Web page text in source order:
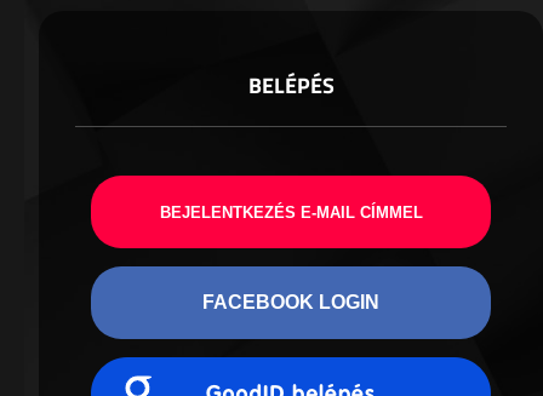
BELÉPÉS
BEJELENTKEZÉS E-MAIL CÍMMEL
FACEBOOK LOGIN